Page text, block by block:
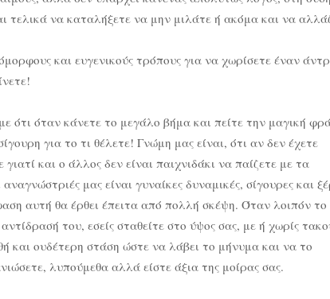
τελικά να καταλήξετε να μην μιλάτε ή ακόμα και να
και ευγενικούς τρόπους για να χωρίσετε έναν
ότι όταν κάνετε το μεγάλο βήμα και πείτε την μαγική
για το τι θέλετε! Γνώμη μας είναι, ότι αν δεν έχετε
και ο άλλος δεν είναι παιχνιδάκι να παίζετε με τα
μας είναι γυναίκες δυναμικές, σίγουρες και
αυτή θα έρθει έπειτα από πολλή σκέψη. Όταν λοιπόν το
του, εσείς σταθείτε στο ύψος σας, με ή χωρίς
και ουδέτερη στάση ώστε να λάβει το μήνυμα και να το
λυπούμεθα αλλά είστε άξια της μοίρας σας.